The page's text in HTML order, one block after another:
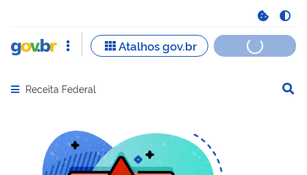
Abrir menu principal de navegação
Receita Federal